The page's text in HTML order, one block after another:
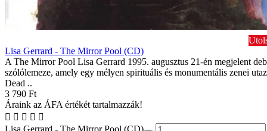
Lisa Gerrard - The Mirror Pool (CD)
A The Mirror Pool Lisa Gerrard 1995. augusztus 21-én megjelent
szólólemeze, amely egy mélyen spirituális és monumentális zenei
Dead ..
3 790 Ft
Áraink az ÁFA értékét tartalmazzák!
Lisa Gerrard - The Mirror Pool (CD)